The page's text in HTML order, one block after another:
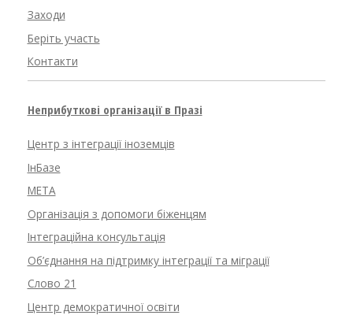
Заходи
Беріть участь
Контакти
Неприбуткові організації в Празі
Центр з інтеграції іноземців
ІнБазе
META
Організація з допомоги біженцям
Інтеграційна консультація
Об’єднання на підтримку інтеграції та міграції
Слово 21
Центр демократичної освіти